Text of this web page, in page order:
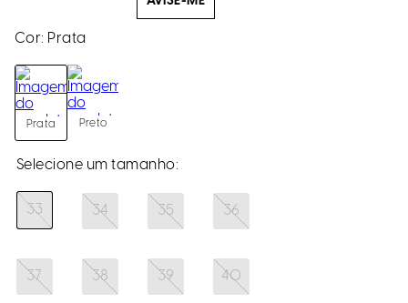
Cor: Prata
Prata Preto
33 34 35 36
37 38 39 40